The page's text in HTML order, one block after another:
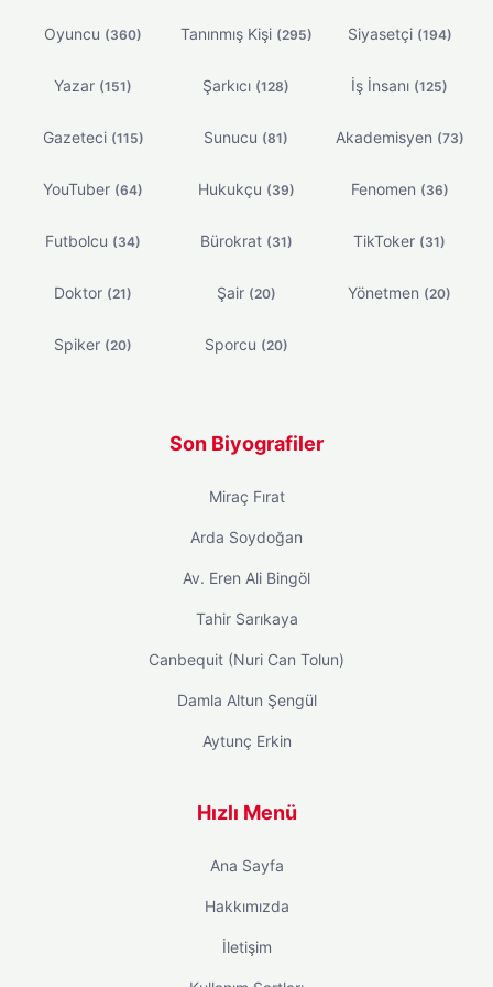
Oyuncu (360) Tanınmış Kişi (295) Siyasetçi (194)
Yazar (151) Şarkıcı (128) İş İnsanı (125)
Gazeteci (115) Sunucu (81) Akademisyen (73)
YouTuber (64) Hukukçu (39) Fenomen (36)
Futbolcu (34) Bürokrat (31) TikToker (31)
Doktor (21) Şair (20) Yönetmen (20)
Spiker (20) Sporcu (20)
Son Biyografiler
Miraç Fırat
Arda Soydoğan
Av. Eren Ali Bingöl
Tahir Sarıkaya
Canbequit (Nuri Can Tolun)
Damla Altun Şengül
Aytunç Erkin
Hızlı Menü
Ana Sayfa
Hakkımızda
İletişim